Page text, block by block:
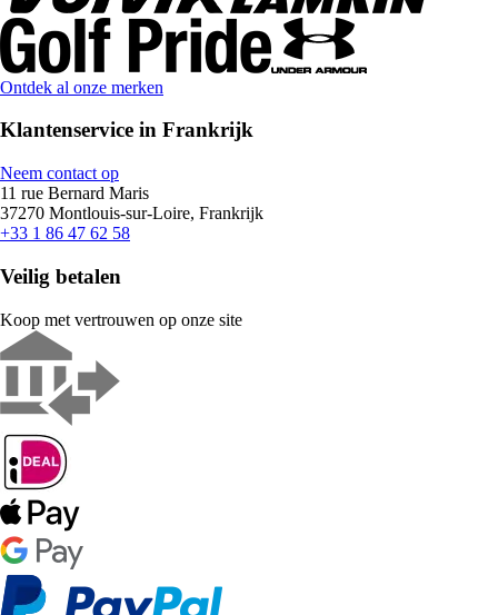
Ontdek al onze merken
Klantenservice in Frankrijk
Neem contact op
11 rue Bernard Maris
37270 Montlouis-sur-Loire, Frankrijk
+33 1 86 47 62 58
Veilig betalen
Koop met vertrouwen op onze site